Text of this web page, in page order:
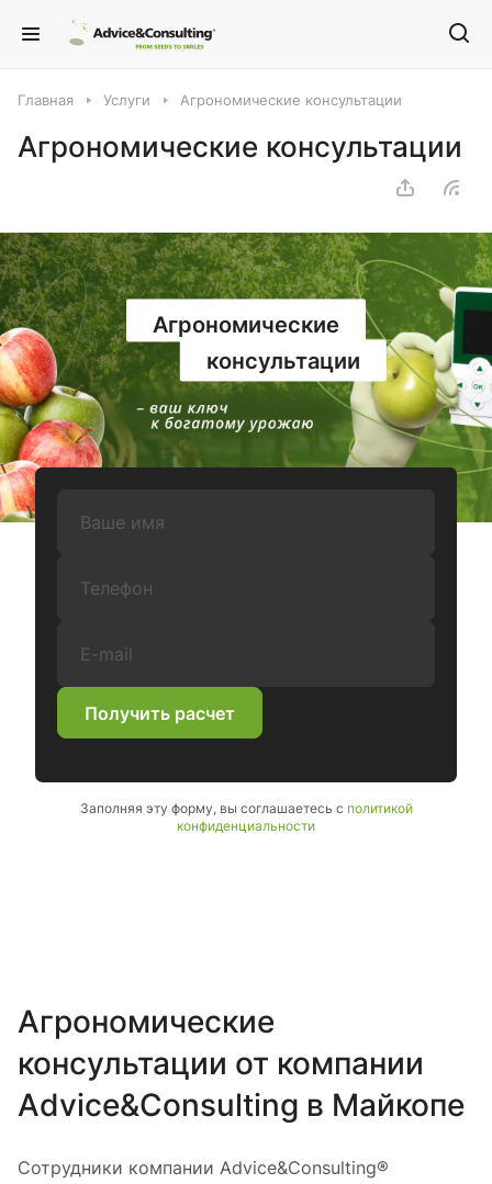
Главная Услуги Агрономические консультации
Агрономические консультации
Агрономические
консультации
Ваше имя:
Телефон:
E-mail:
Получить расчет
Заполняя эту форму, вы соглашаетесь с политикой
конфиденциальности
Агрономические
консультации от компании
Advice&Consulting в Майкопе
Сотрудники компании Advice&Consulting®